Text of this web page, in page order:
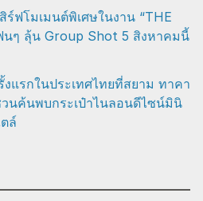
ร์ฟโมเมนต์พิเศษในงาน “THE
นๆ ลุ้น Group Shot 5 สิงหาคมนี้
งแรกในประเทศไทยที่สยาม ทาคา
นค้นพบกระเป๋าไนลอนดีไซน์มินิ
ล์